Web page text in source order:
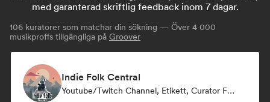
med garanterad skriftlig feedback inom 7 dagar.
106 kuratorer som matchar din sökning — Över 4 000
musikproffs tillgängliga på Groover
Indie Folk Central
Youtube/Twitch Channel, Etikett, Curator För Spellistor, Radiostation